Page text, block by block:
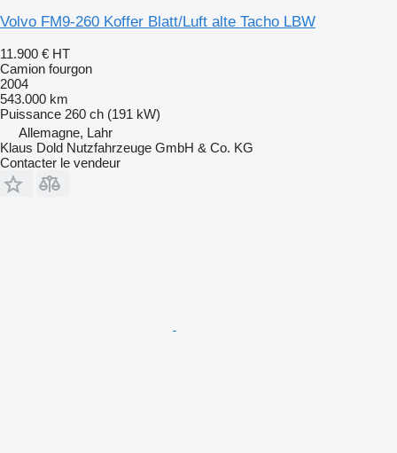
Volvo FM9-260 Koffer Blatt/Luft alte Tacho LBW
11.900 € HT
Camion fourgon
2004
543.000 km
Puissance 260 ch (191 kW)
Allemagne, Lahr
Klaus Dold Nutzfahrzeuge GmbH & Co. KG
Contacter le vendeur